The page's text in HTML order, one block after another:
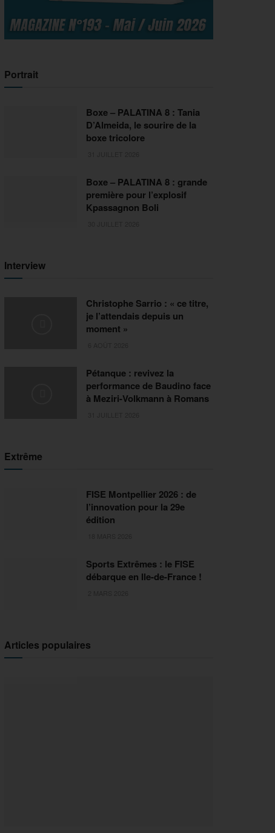
Portrait
Boxe – PALATINA 8 : Tania
D’Almeida, le sourire de la
boxe tricolore
Boxe – PALATINA 8 : grande
première pour l’explosif
Kpassagnon Boli
Interview
Christophe Sarrio : « ce titre,
je l’attendais depuis un
moment »
Pétanque : revivez la
performance de Baudino face
à Meziri-Volkmann à Romans
Extrême
FISE Montpellier 2026 : de
l’innovation pour la 29e
édition
Sports Extrêmes : le FISE
débarque en Ile-de-France !
Articles populaires